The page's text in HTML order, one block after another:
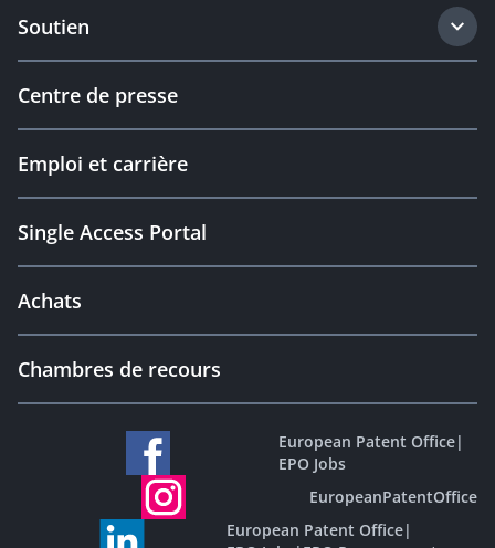
Soutien
Centre de presse
Emploi et carrière
Single Access Portal
Achats
Chambres de recours
European Patent Office|
EPO Jobs
EuropeanPatentOffice
European Patent Office|